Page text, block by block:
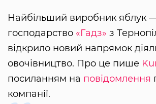
Найбільший виробник яблук
господарство «Гадз» з
відкрило новий напрямок
овочівництво. Про це пише
посиланням на повідомлення
компанії.